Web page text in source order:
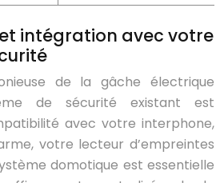
intégration avec votre
de la gâche électrique
de sécurité existant est
avec votre interphone,
votre lecteur d’empreintes
domotique est essentielle